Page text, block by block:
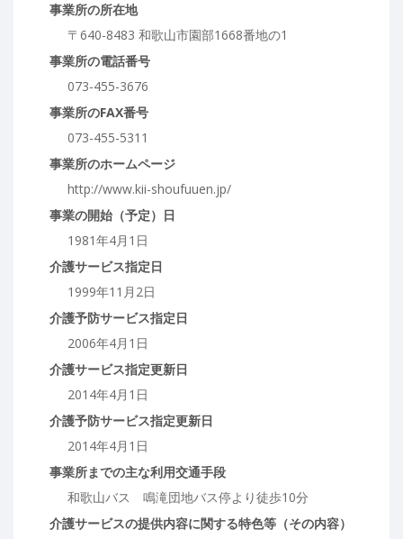
事業所の所在地
〒640-8483 和歌山市園部1668番地の1
事業所の電話番号
073-455-3676
事業所のFAX番号
073-455-5311
事業所のホームページ
http://www.kii-shoufuuen.jp/
事業の開始（予定）日
1981年4月1日
介護サービス指定日
1999年11月2日
介護予防サービス指定日
2006年4月1日
介護サービス指定更新日
2014年4月1日
介護予防サービス指定更新日
2014年4月1日
事業所までの主な利用交通手段
和歌山バス 鳴滝団地バス停より徒歩10分
介護サービスの提供内容に関する特色等（その内容）